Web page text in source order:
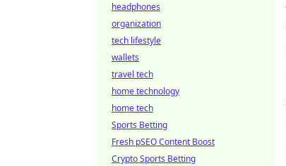
headphones
organization
tech lifestyle
wallets
travel tech
home technology
home tech
Sports Betting
Fresh pSEO Content Boost
Crypto Sports Betting